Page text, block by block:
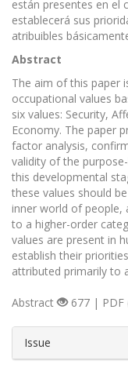
están presentes en
establecerá sus
atribuibles
Abstract
The aim of this paper
occupational values
six values: Security,
Economy. The paper
factor analysis,
validity of the
this developmental
these values should
inner world of people,
to a higher-order
values are present in
establish their
attributed primarily to
Abstract 677 | PDF
Issue